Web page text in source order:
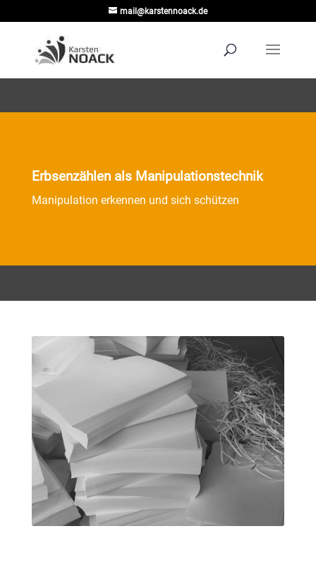
mail@karstennoack.de
Erbsenzählen als Manipulationstechnik
Manipulation erkennen und sich schützen